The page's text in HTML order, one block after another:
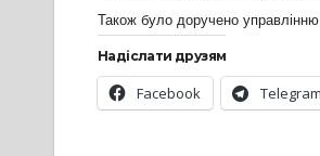
Також було доручено управлінню
Надіслати друзям
Facebook Telegram